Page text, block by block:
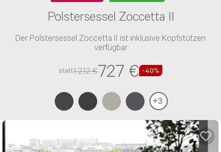
Polstersessel Zoccetta II
Der Polstersessel Zoccetta II ist inklusive Kopfstützen
verfügbar
statt1.212 €727 € -40%
+3